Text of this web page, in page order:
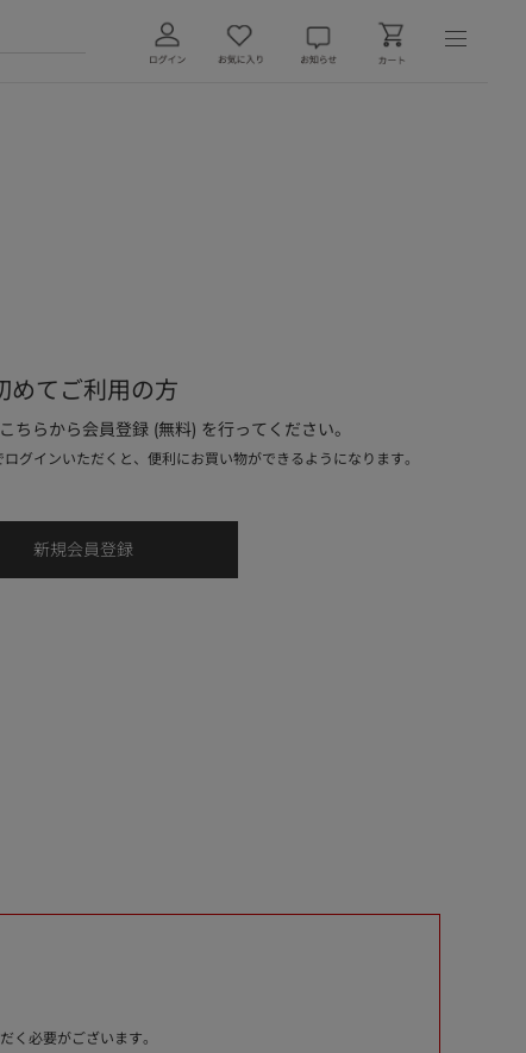
めてご利用の方
ちらから会員登録 (無料) を行ってください。
グインいただくと、便利にお買い物ができるようになります。
必要がございます。